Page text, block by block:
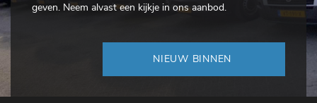
geven. Neem alvast een kijkje in ons aanbod.
NIEUW BINNEN